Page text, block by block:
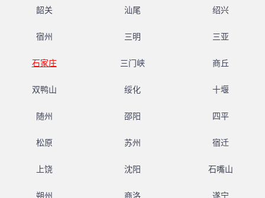
韶关 汕尾 绍兴
宿州 三明 三亚
石家庄 三门峡 商丘
双鸭山 绥化 十堰
随州 邵阳 四平
松原 苏州 宿迁
上饶 沈阳 石嘴山
朔州 商洛 遂宁